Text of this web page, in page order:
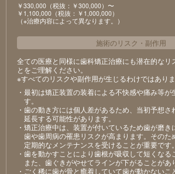
￥330,000（税抜：￥300,000）〜
￥1,100,000（税抜：￥1,000,000）
（※治療内容によって異なります。）
施術のリスク ・ 副作用
全ての医療と同様に歯科矯正治療にも潜在的なリ
とをご理解ください。
※すべてのリスクや副作用が生じるわけではありま
・最初は矯正装置の装着による不快感や痛み等が
す。
・歯の動き方には個人差があるため、当初予想さ
延長する可能性があります。
・矯正治療中は、装置が付いているため歯が磨き
歯や歯周病の罹患リスクが高まります。そのた
定期的なメンテナンスを受けることが重要です。
・歯を動かすことにより歯根が吸収して短くなる
また、歯ぐきがやせてラインが下がることがあ
・ごく稀に歯が骨と癒着していて歯が動かないこ